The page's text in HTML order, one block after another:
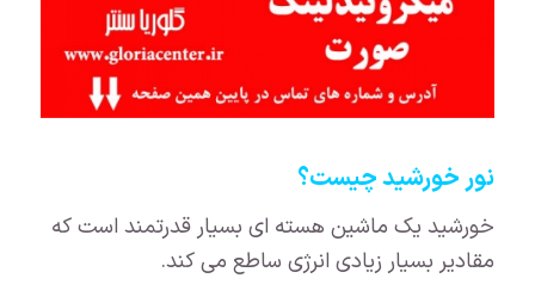
نور خورشید چیست؟
خورشید یک ماشین هسته ای بسیار قدرتمند است که
مقادیر بسیار زیادی انرژی ساطع می کند.